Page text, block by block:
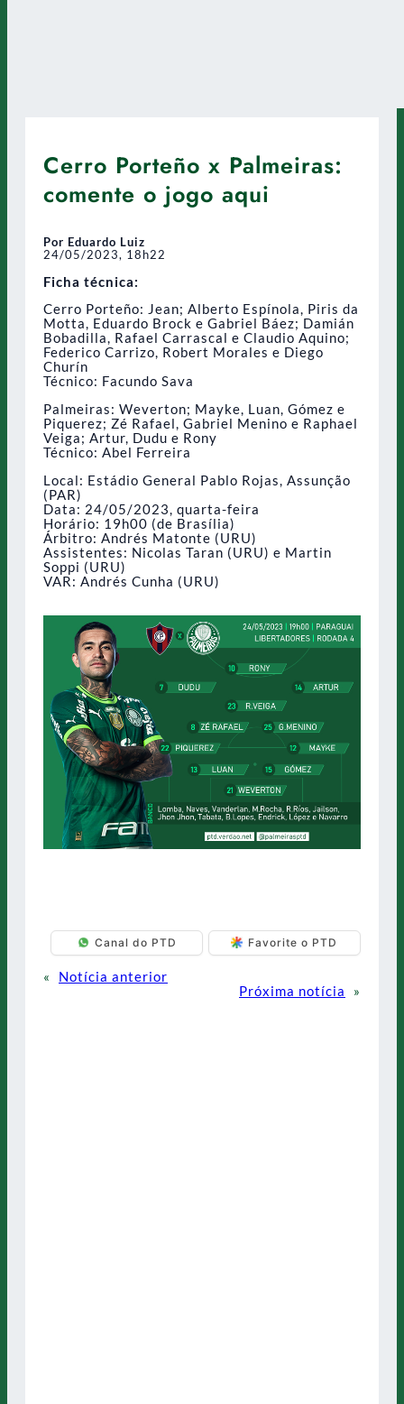
Cerro Porteño x Palmeiras:
comente o jogo aqui
Por Eduardo Luiz
24/05/2023, 18h22
Ficha técnica:
Cerro Porteño: Jean; Alberto Espínola, Piris da
Motta, Eduardo Brock e Gabriel Báez; Damián
Bobadilla, Rafael Carrascal e Claudio Aquino;
Federico Carrizo, Robert Morales e Diego
Churín
Técnico: Facundo Sava
Palmeiras: Weverton; Mayke, Luan, Gómez e
Piquerez; Zé Rafael, Gabriel Menino e Raphael
Veiga; Artur, Dudu e Rony
Técnico: Abel Ferreira
Local: Estádio General Pablo Rojas, Assunção
(PAR)
Data: 24/05/2023, quarta-feira
Horário: 19h00 (de Brasília)
Árbitro: Andrés Matonte (URU)
Assistentes: Nicolas Taran (URU) e Martin
Soppi (URU)
VAR: Andrés Cunha (URU)
Canal do PTD Favorite o PTD
«
Notícia anterior
Próxima notícia
»